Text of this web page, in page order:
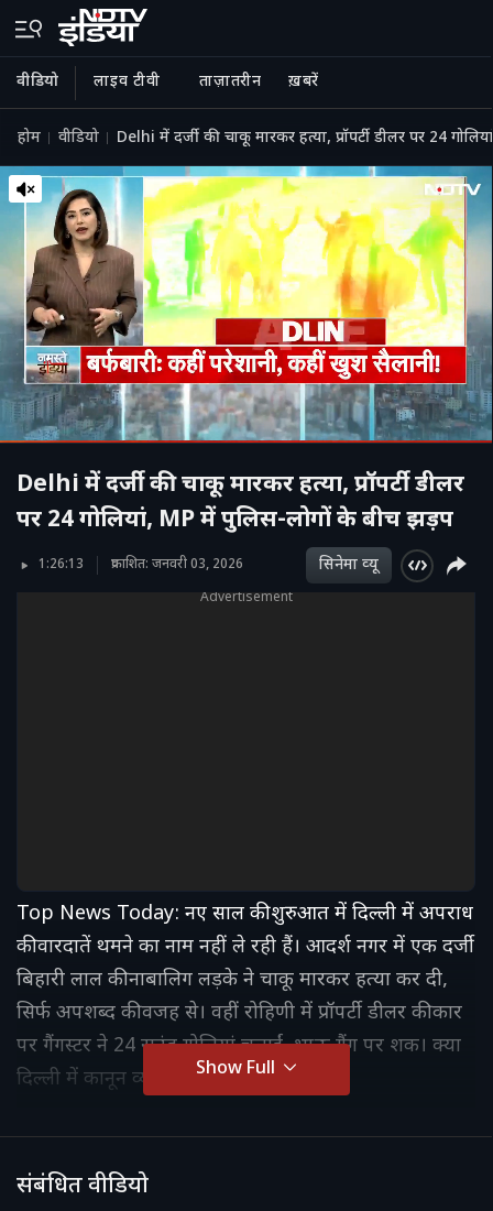
वीडियो लाइव टीवी ताज़ातरीन ख़बरें
होम वीडियो Delhi में दर्जी की चाकू मारकर हत्या, प्रॉपर्टी डीलर पर 24
Delhi में दर्जी की चाकू मारकर हत्या, प्रॉपर्टी डीलर
पर 24 गोलियां, MP में पुलिस-लोगों के बीच झड़प
1:26:13 प्रकाशित: जनवरी 03, 2026 सिनेमा व्‍यू
Advertisement
Top News Today: नए साल की शुरुआत में दिल्ली में अपराध
की वारदातें थमने का नाम नहीं ले रही हैं। आदर्श नगर में एक दर्जी
बिहारी लाल की नाबालिग लड़के ने चाकू मारकर हत्या कर दी,
सिर्फ अपशब्द की वजह से। वहीं रोहिणी में प्रॉपर्टी डीलर की कार
पर गैंगस्टर ने 24 राउंड गोलियां चलाईं, भाऊ गैंग पर शक। क्या
दिल्ली में कानून व्यवस्था बेकाबू हो गई है?
Show Full
संबंधित वीडियो